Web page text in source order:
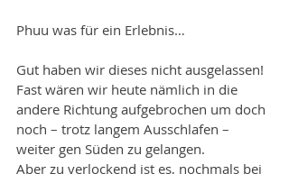
Phuu was für ein Erlebnis…
Gut haben wir dieses nicht ausgelassen!
Fast wären wir heute nämlich in die
andere Richtung aufgebrochen um doch
noch – trotz langem Ausschlafen –
weiter gen Süden zu gelangen.
Aber zu verlockend ist es, nochmals bei